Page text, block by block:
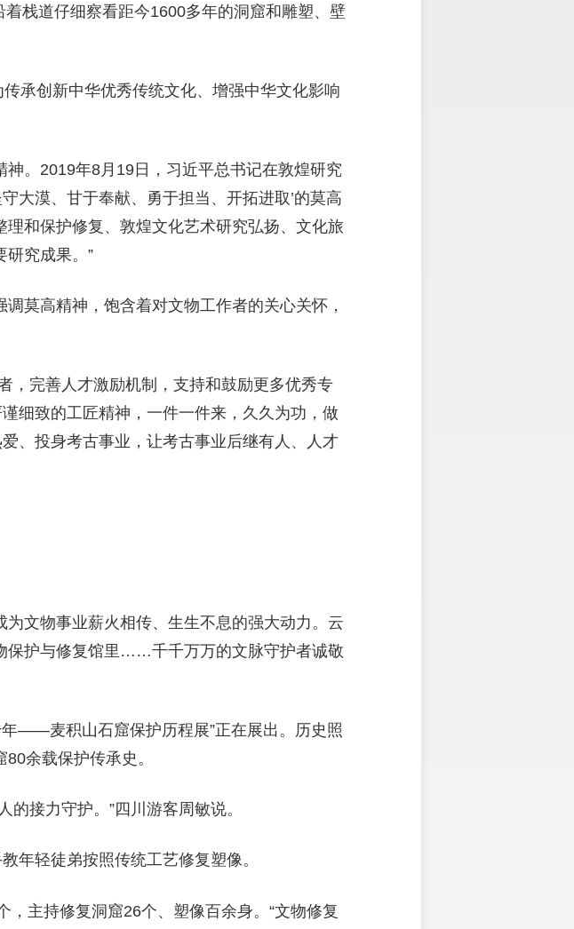
栈道仔细察看距今1600多年的洞窟和雕塑、壁
承创新中华优秀传统文化、增强中华文化影响
。2019年8月19日，习近平总书记在敦煌研究
大漠、甘于奉献、勇于担当、开拓进取’的莫高
和保护修复、敦煌文化艺术研究弘扬、文化旅
研究成果。”
莫高精神，饱含着对文物工作者的关心关怀，
，完善人才激励机制，支持和鼓励更多优秀专
细致的工匠精神，一件一件来，久久为功，做
、投身考古事业，让考古事业后继有人、人才
文物事业薪火相传、生生不息的强大动力。云
保护与修复馆里……千千万万的文脉守护者诚敬
——麦积山石窟保护历程展”正在展出。历史照
余载保护传承史。
接力守护。”四川游客周敏说。
年轻徒弟按照传统工艺修复塑像。
主持修复洞窟26个、塑像百余身。“文物修复